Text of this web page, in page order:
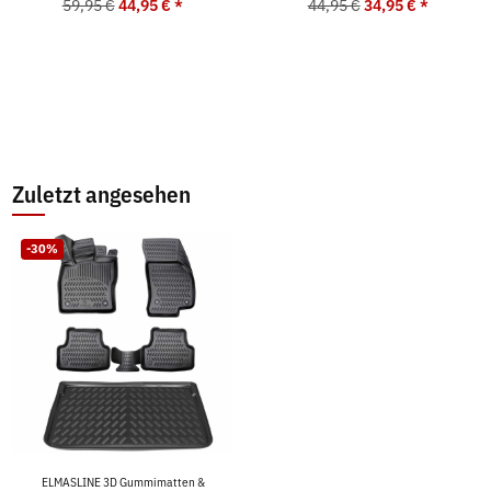
59,95 € 44,95 €* 44,95 € 34,95 €*
Zuletzt angesehen
-30%
ELMASLINE 3D Gummimatten &